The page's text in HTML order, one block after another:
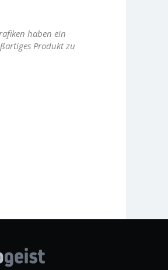
haben ein
Produkt zu